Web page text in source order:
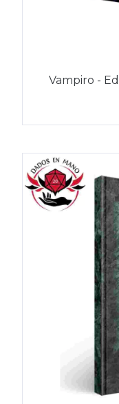
Vampiro -